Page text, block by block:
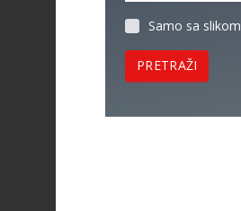
Samo sa slikom
PRETRAŽI